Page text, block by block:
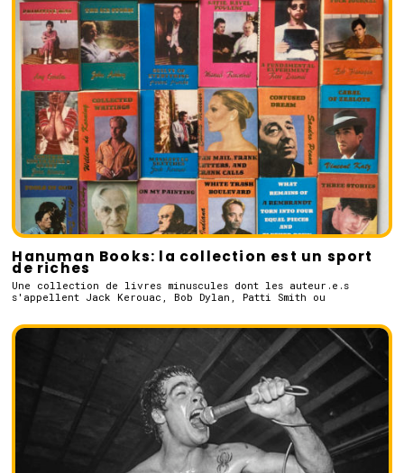
Hanuman Books: la collection est un sport
de riches
Une collection de livres minuscules dont les auteur.e.s
s'appellent Jack Kerouac, Bob Dylan, Patti Smith ou